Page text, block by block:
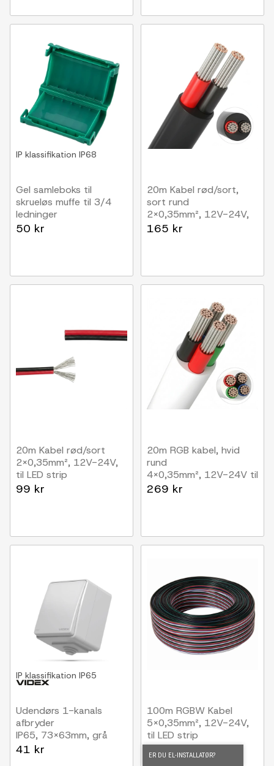
IP klassifikation IP68
Gel samleboks til
skrueløs muffe til 3/4
ledninger
IP68 vandtæt
50 kr
20m Kabel rød/sort,
sort rund
2x0,35mm², 12V-24V,
til LED strip
165 kr
20m Kabel rød/sort
2x0,35mm², 12V-24V,
til LED strip
99 kr
20m RGB kabel, hvid
rund
4x0,35mm², 12V-24V til
LED strip
269 kr
IP klassifikation IP65
Udendørs 1-kanals
afbryder
IP65, 73x63mm, grå
41 kr
100m RGBW Kabel
5x0,35mm², 12V-24V,
til LED strip
939 kr
ER DU EL-INSTALLATØR?